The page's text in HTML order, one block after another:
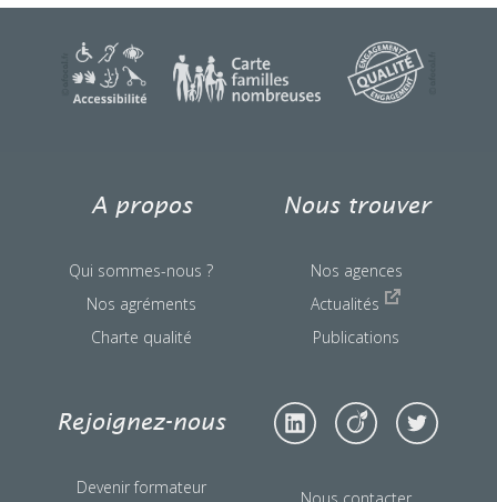
A propos
Qui sommes-nous ?
Nos agréments
Charte qualité
Nous trouver
Nos agences
Actualités
Publications
Rejoignez-nous
Devenir formateur